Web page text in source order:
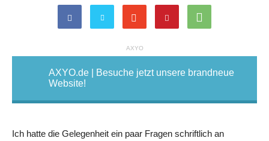
AXYO
AXYO.de | Besuche jetzt unsere brandneue
Website!
Ich hatte die Gelegenheit ein paar Fragen schriftlich an